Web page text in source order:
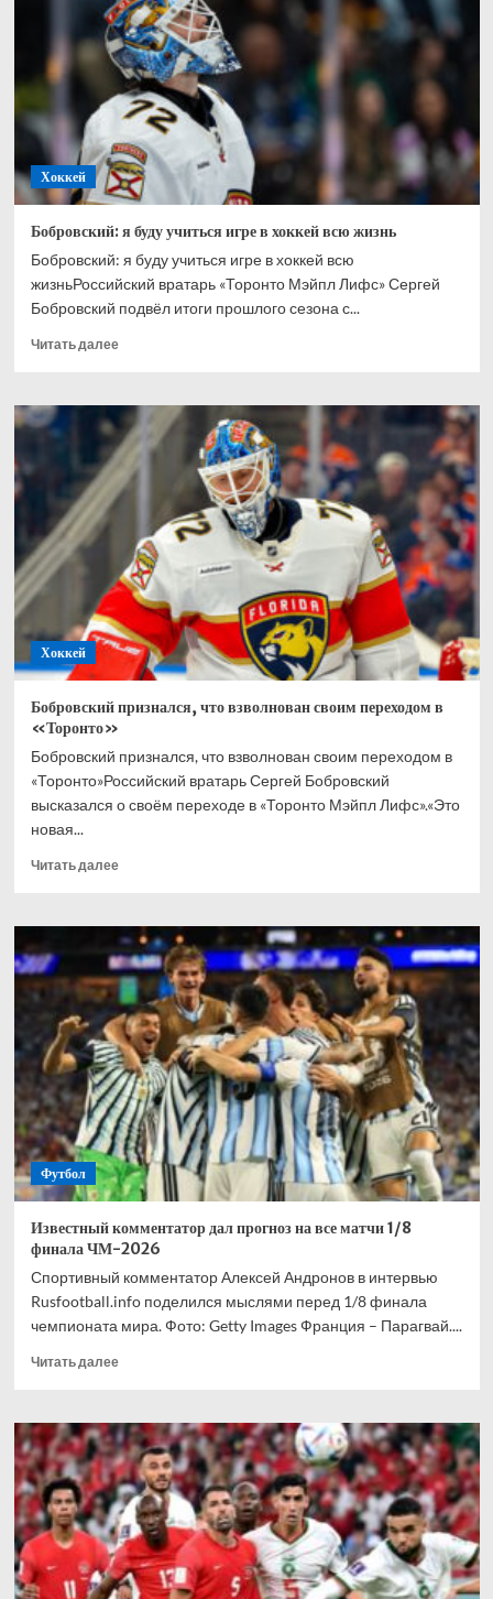
Ахтямове:
рад,
что
могу
способствовать
его
развитию
Хоккей
Бобровский: я буду учиться игре в хоккей всю жизнь
Бобровский: я буду учиться игре в хоккей всю
жизньРоссийский вратарь «Торонто Мэйпл Лифс» Сергей
Бобровский подвёл итоги прошлого сезона с...
Читать далееПрочитать
Бобровский:
буду
учиться
игре
хоккей
всю
жизнь
Хоккей
Бобровский признался, что взволнован своим переходом в
«Торонто»
Бобровский признался, что взволнован своим переходом в
«Торонто»Российский вратарь Сергей Бобровский
высказался о своём переходе в «Торонто Мэйпл Лифс».«Это
новая...
Читать далееПрочитать
Бобровский
признался,
что
взволнован
своим
переходом
в
«Торонто»
Футбол
Известный комментатор дал прогноз на все матчи 1/8
финала ЧМ-2026
Спортивный комментатор Алексей Андронов в интервью
Rusfootball.info поделился мыслями перед 1/8 финала
чемпионата мира. Фото: Getty Images Франция – Парагвай....
Читать далееПрочитать
Известный
комментатор
дал
прогноз
на
все
матчи
1/8
финала